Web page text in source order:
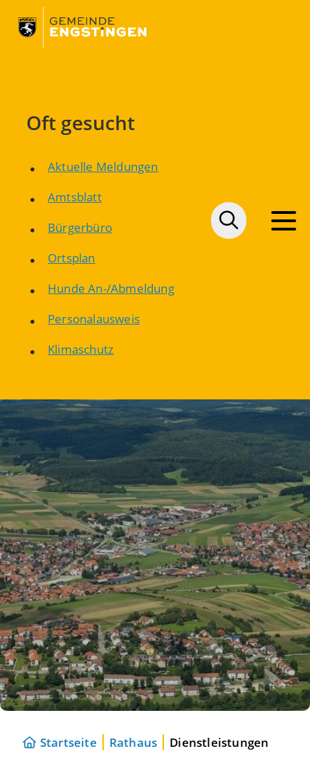
Oft gesucht
Aktuelle Meldungen
Amtsblatt
Bürgerbüro
Ortsplan
Hunde An-/Abmeldung
Personalausweis
Klimaschutz
Startseite Rathaus Dienstleistungen